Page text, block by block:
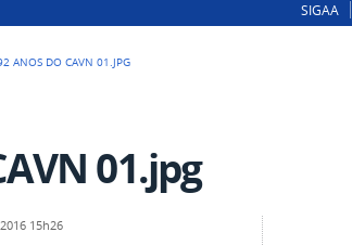
SIGAA
ANOS DO CAVN 01.JPG
01.jpg
15h26